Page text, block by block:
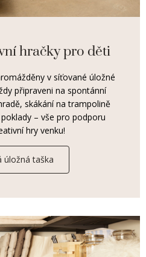
hračky pro děti
v síťované úložné
připraveni na spontánní
skákání na trampolině
– vše pro podporu
hry venku!
úložná taška